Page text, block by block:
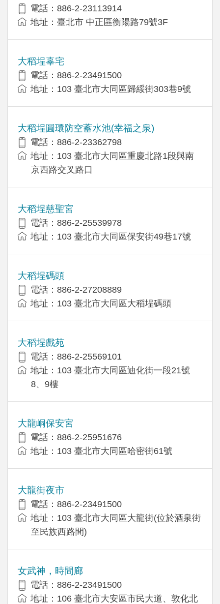
電話：886-2-23113914
地址：臺北市 中正區衡陽路79號3F
大稻埕辜宅
電話：886-2-23491500
地址：103 臺北市大同區歸綏街303巷9號
大稻埕圓環防空蓄水池(幸福之泉)
電話：886-2-23362798
地址：103 臺北市大同區重慶北路1段與南
京西路交叉路口
大稻埕慈聖宮
電話：886-2-25539978
地址：103 臺北市大同區保安街49巷17號
大稻埕碼頭
電話：886-2-27208889
地址：103 臺北市大同區大稻埕碼頭
大稻埕戲苑
電話：886-2-25569101
地址：103 臺北市大同區迪化街一段21號
8、9樓
大龍峒保安宮
電話：886-2-25951676
地址：103 臺北市大同區哈密街61號
大龍街夜市
電話：886-2-23491500
地址：103 臺北市大同區大龍街(位於酒泉街
至民族西路間)
女武神，時間廊
電話：886-2-23491500
地址：106 臺北市大安區市民大道、敦化北